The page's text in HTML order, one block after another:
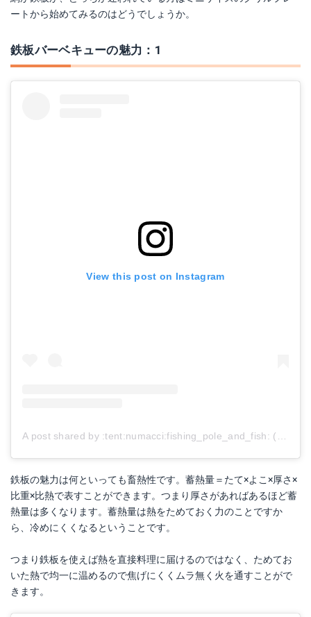
ートから始めてみるのはどうでしょうか。
鉄板バーベキューの魅力：1
View this post on Instagram
A post shared by :tent:️numacci:fishing_pole_and_fish: (@numacci5050)
鉄板の魅力は何といっても畜熱性です。蓄熱量＝たて×よこ×厚さ×
比重×比熱で表すことができます。つまり厚さがあればあるほど蓄
熱量は多くなります。蓄熱量は熱をためておく力のことですか
ら、冷めにくくなるということです。
つまり鉄板を使えば熱を直接料理に届けるのではなく、ためてお
いた熱で均一に温めるので焦げにくくムラ無く火を通すことがで
きます。